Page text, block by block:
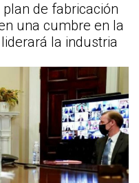
de fabricación
una cumbre en la
la industria